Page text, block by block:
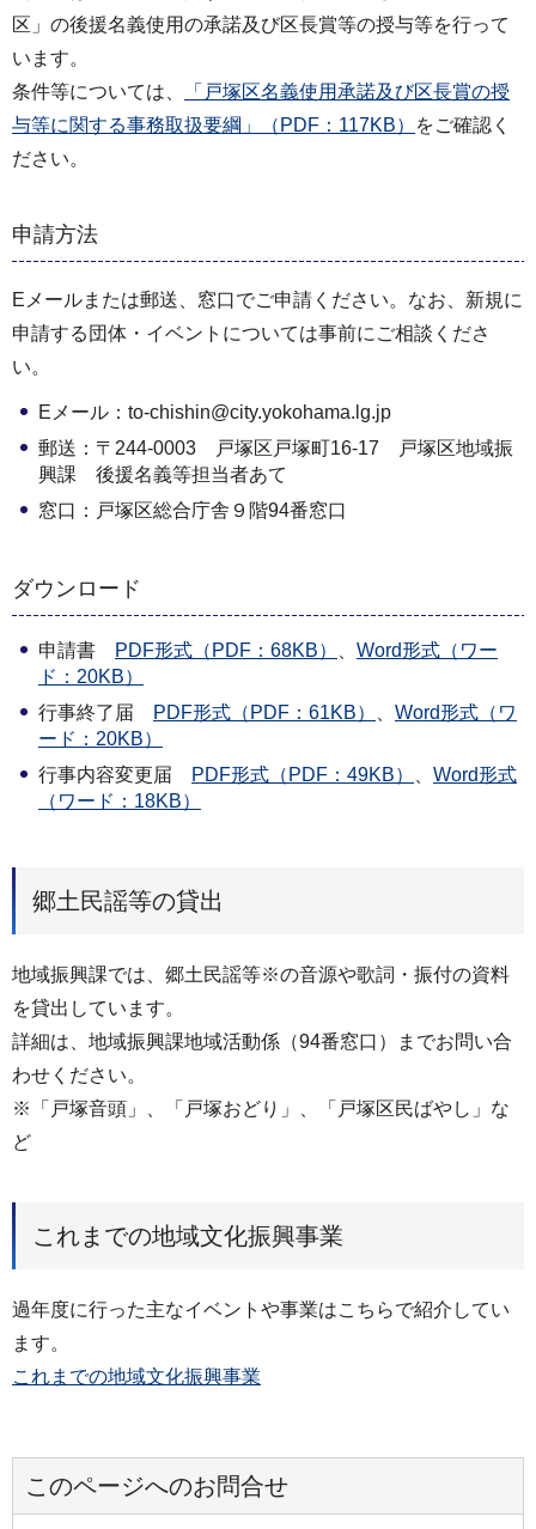
区」の後援名義使用の承諾及び区長賞等の授与等を行って
います。
条件等については、
「戸塚区名義使用承諾及び区長賞の授
与等に関する事務取扱要綱」（PDF：117KB）
をご確認く
ださい。
申請方法
Eメールまたは郵送、窓口でご申請ください。なお、新規に
申請する団体・イベントについては事前にご相談くださ
い。
Eメール：to-chishin@city.yokohama.lg.jp
郵送：〒244-0003 戸塚区戸塚町16-17 戸塚区地域振
興課 後援名義等担当者あて
窓口：戸塚区総合庁舎９階94番窓口
ダウンロード
申請書 PDF形式（PDF：68KB）
Word形式（ワー
ド：20KB）
行事終了届
PDF形式（PDF：61KB）
Word形式（ワ
ード：20KB）
行事内容変更届
PDF形式（PDF：49KB）
Word形式
（ワード：18KB）
郷土民謡等の貸出
地域振興課では、郷土民謡等※の音源や歌詞・振付の資料
を貸出しています。
詳細は、地域振興課地域活動係（94番窓口）までお問い合
わせください。
※「戸塚音頭」、「戸塚おどり」、「戸塚区民ばやし」な
ど
これまでの地域文化振興事業
過年度に行った主なイベントや事業はこちらで紹介してい
ます。
これまでの地域文化振興事業
このページへのお問合せ